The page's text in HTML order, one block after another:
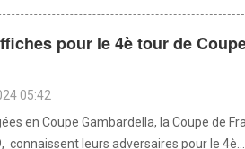
pour le 4è tour de
05:42
en Coupe Gambardella, la Coupe de
connaissent leurs adversaires pour le 4è...